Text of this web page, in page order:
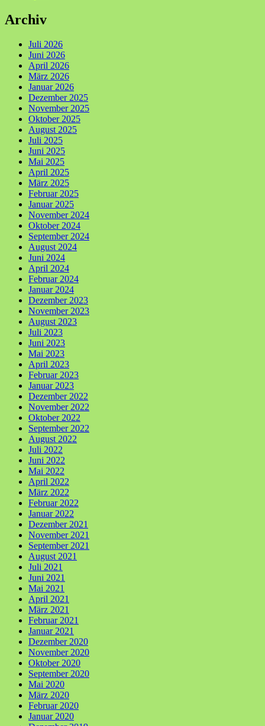
Archiv
Juli 2026
Juni 2026
April 2026
März 2026
Januar 2026
Dezember 2025
November 2025
Oktober 2025
August 2025
Juli 2025
Juni 2025
Mai 2025
April 2025
März 2025
Februar 2025
Januar 2025
November 2024
Oktober 2024
September 2024
August 2024
Juni 2024
April 2024
Februar 2024
Januar 2024
Dezember 2023
November 2023
August 2023
Juli 2023
Juni 2023
Mai 2023
April 2023
Februar 2023
Januar 2023
Dezember 2022
November 2022
Oktober 2022
September 2022
August 2022
Juli 2022
Juni 2022
Mai 2022
April 2022
März 2022
Februar 2022
Januar 2022
Dezember 2021
November 2021
September 2021
August 2021
Juli 2021
Juni 2021
Mai 2021
April 2021
März 2021
Februar 2021
Januar 2021
Dezember 2020
November 2020
Oktober 2020
September 2020
Mai 2020
März 2020
Februar 2020
Januar 2020